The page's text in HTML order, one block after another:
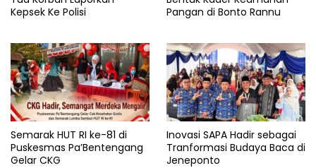
Kepsek Ke Polisi
Pangan di Bonto Rannu
Semarak HUT RI ke-81 di
Puskesmas Pa’Bentengang
Gelar CKG
Inovasi SAPA Hadir sebagai
Tranformasi Budaya Baca di
Jeneponto